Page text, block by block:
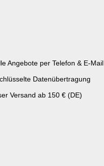
Angebote per Telefon & E-Mail
Datenübertragung
Versand ab 150 € (DE)